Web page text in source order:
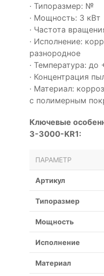
· Типоразмер: №
· Мощность: 3 кВт
· Частота
· Исполнение:
разнородное
· Температура: до
· Концентрация
· Материал:
с полимерным
Ключевые
3-3000-KR1:
ПАРАМЕТР
Артикул
Типоразмер
Мощность
Исполнение
Материал